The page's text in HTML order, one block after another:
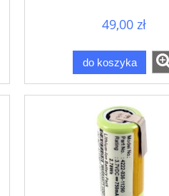
49,00 zł
do koszyka